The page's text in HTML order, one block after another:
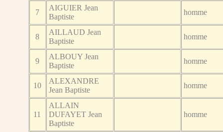
7
AIGUIER Jean
Baptiste
homme
8
AILLAUD Jean
Baptiste
homme
9
ALBOUY Jean
Baptiste
homme
10
ALEXANDRE
Jean Baptiste
homme
11
ALLAIN
DUFAYET Jean
Baptiste
homme